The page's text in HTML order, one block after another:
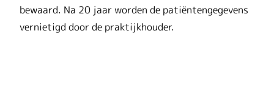
bewaard. Na 20 jaar worden de patiëntengegevens
vernietigd door de praktijkhouder.